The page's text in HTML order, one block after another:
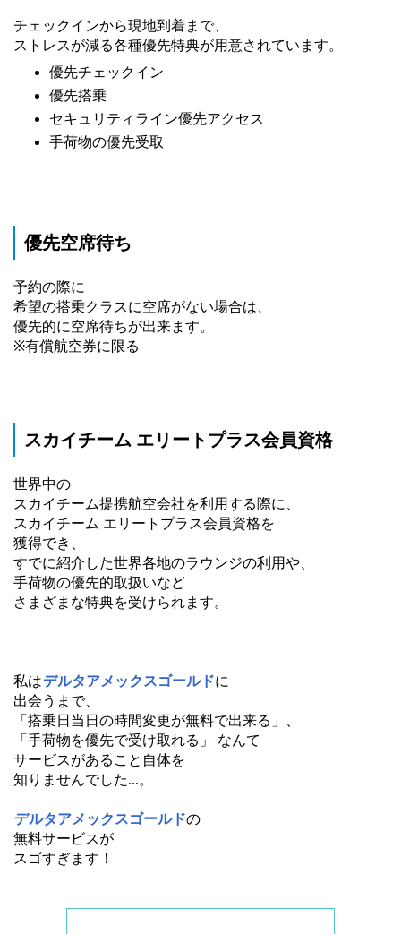
チェックインから現地到着まで、
ストレスが減る各種優先特典が用意されています。
優先チェックイン
優先搭乗
セキュリティライン優先アクセス
手荷物の優先受取
優先空席待ち
予約の際に
希望の搭乗クラスに空席がない場合は、
優先的に空席待ちが出来ます。
※有償航空券に限る
スカイチーム エリートプラス会員資格
世界中の
スカイチーム提携航空会社を利用する際に、
スカイチーム エリートプラス会員資格を
獲得でき、
すでに紹介した世界各地のラウンジの利用や、
手荷物の優先的取扱いなど
さまざまな特典を受けられます。
私はデルタアメックスゴールドに
出会うまで、
「搭乗日当日の時間変更が無料で出来る」、
「手荷物を優先で受け取れる」 なんて
サービスがあること自体を
知りませんでした...。
デルタアメックスゴールドの
無料サービスが
スゴすぎます！